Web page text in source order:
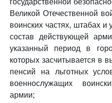
государственной
Великой Отечественной
воинских частях, штабах
состав действующей
указанный период в
которых засчитывается в
пенсий на льготных
военнослужащих
армии;